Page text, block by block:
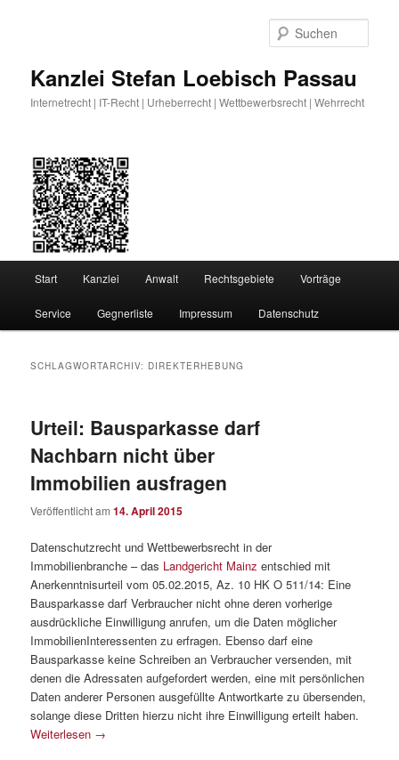
Kanzlei Stefan Loebisch Passau
Internetrecht | IT-Recht | Urheberrecht | Wettbewerbsrecht | Wehrrecht
Start Kanzlei Anwalt Rechtsgebiete Vorträge
Service Gegnerliste Impressum Datenschutz
SCHLAGWORTARCHIV: DIREKTERHEBUNG
Urteil: Bausparkasse darf
Nachbarn nicht über
Immobilien ausfragen
Veröffentlicht am14. April 2015
Datenschutzrecht und Wettbewerbsrecht in der
Immobilienbranche – das Landgericht Mainz entschied mit
Anerkenntnisurteil vom 05.02.2015, Az. 10 HK O 511/14: Eine
Bausparkasse darf Verbraucher nicht ohne deren vorherige
ausdrückliche Einwilligung anrufen, um die Daten möglicher
Immobilien­Interessenten zu erfragen. Ebenso darf eine
Bausparkasse keine Schreiben an Verbraucher versenden, mit
denen die Adressaten aufgefordert werden, eine mit persönlichen
Daten anderer Personen ausgefüllte Antwortkarte zu übersenden,
solange diese Dritten hierzu nicht ihre Einwilligung erteilt haben.
Weiterlesen →